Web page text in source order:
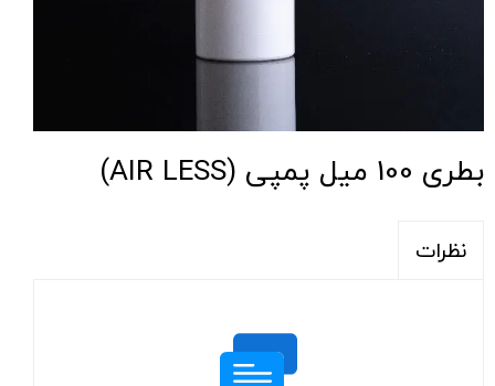
بطری 100 میل پمپی (AIR LESS)
نظرات